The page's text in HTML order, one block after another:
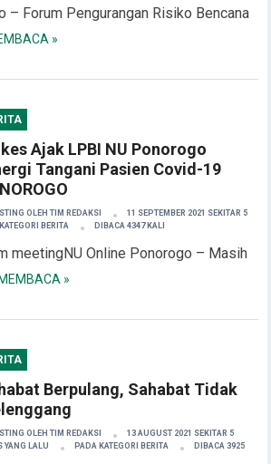
– Forum Pengurangan Risiko Bencana
»
Ajak LPBI NU Ponorogo
Tangani Pasien Covid-19
OLEHTIM REDAKSI
11 SEPTEMBER 2021 SEKITAR 5
BERITA DIBACA 4347 KALI
meetingNU Online Ponorogo – Masih
»
Berpulang, Sahabat Tidak
OLEHTIM REDAKSI
13 AUGUST 2021 SEKITAR 5
YANG LALU
PADA KATEGORI BERITA
DIBACA 3925